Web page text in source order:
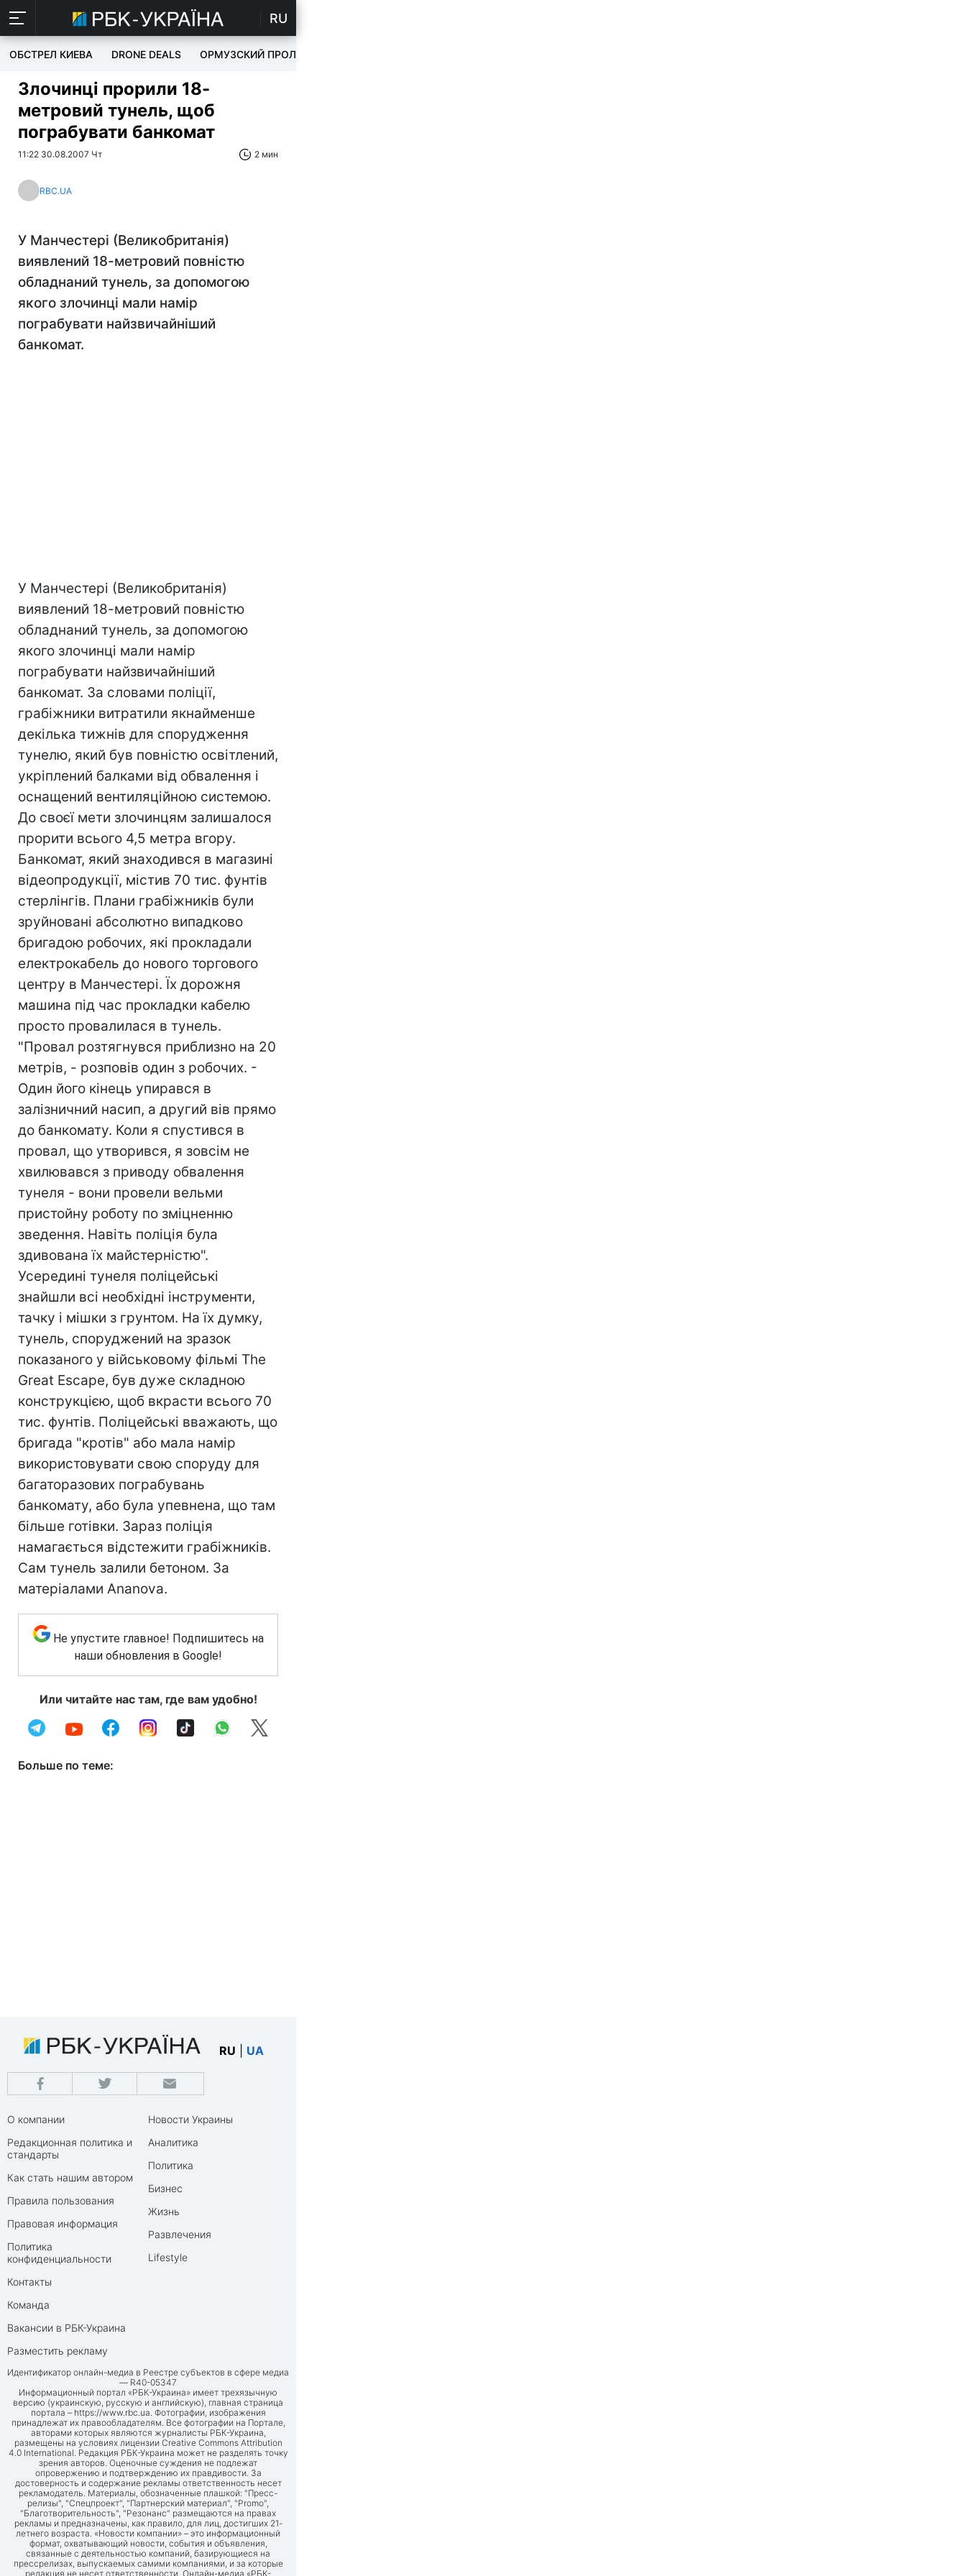
RU
ОБСТРЕЛ КИЕВА DRONE DEALS ОРМУЗСКИЙ ПРОЛИВ
Злочинці прорили 18-
метровий тунель, щоб
пограбувати банкомат
11:22 30.08.2007 Чт 2 мин
RBC.UA
У Манчестері (Великобританія)
виявлений 18-метровий повністю
обладнаний тунель, за допомогою
якого злочинці мали намір
пограбувати найзвичайніший
банкомат.
У Манчестері (Великобританія)
виявлений 18-метровий повністю
обладнаний тунель, за допомогою
якого злочинці мали намір
пограбувати найзвичайніший
банкомат. За словами поліції,
грабіжники витратили якнайменше
декілька тижнів для спорудження
тунелю, який був повністю освітлений,
укріплений балками від обвалення і
оснащений вентиляційною системою.
До своєї мети злочинцям залишалося
прорити всього 4,5 метра вгору.
Банкомат, який знаходився в магазині
відеопродукції, містив 70 тис. фунтів
стерлінгів. Плани грабіжників були
зруйновані абсолютно випадково
бригадою робочих, які прокладали
електрокабель до нового торгового
центру в Манчестері. Їх дорожня
машина під час прокладки кабелю
просто провалилася в тунель.
"Провал розтягнувся приблизно на 20
метрів, - розповів один з робочих. -
Один його кінець упирався в
залізничний насип, а другий вів прямо
до банкомату. Коли я спустився в
провал, що утворився, я зовсім не
хвилювався з приводу обвалення
тунеля - вони провели вельми
пристойну роботу по зміцненню
зведення. Навіть поліція була
здивована їх майстерністю".
Усередині тунеля поліцейські
знайшли всі необхідні інструменти,
тачку і мішки з грунтом. На їх думку,
тунель, споруджений на зразок
показаного у військовому фільмі The
Great Escape, був дуже складною
конструкцією, щоб вкрасти всього 70
тис. фунтів. Поліцейські вважають, що
бригада "кротів" або мала намір
використовувати свою споруду для
багаторазових пограбувань
банкомату, або була упевнена, що там
більше готівки. Зараз поліція
намагається відстежити грабіжників.
Сам тунель залили бетоном. За
матеріалами Ananova.
Не упустите главное! Подпишитесь на
наши обновления в Google!
Или читайте нас там, где вам удобно!
Больше по теме:
RU UA
О компании
Редакционная политика и
стандарты
Как стать нашим автором
Правила пользования
Правовая информация
Политика
конфиденциальности
Контакты
Команда
Вакансии в РБК-Украина
Разместить рекламу
Новости Украины
Аналитика
Политика
Бизнес
Жизнь
Развлечения
Lifestyle
Идентификатор онлайн-медиа в Реестре субъектов в сфере медиа
— R40-05347
Информационный портал «РБК-Украина» имеет трехязычную
версию (украинскую, русскую и английскую), главная страница
портала – https://www.rbc.ua. Фотографии, изображения
принадлежат их правообладателям. Все фотографии на Портале,
авторами которых являются журналисты РБК-Украина,
размещены на условиях лицензии Creative Commons Attribution
4.0 International. Редакция РБК-Украина может не разделять точку
зрения авторов. Оценочные суждения не подлежат
опровержению и подтверждению их правдивости. За
достоверность и содержание рекламы ответственность несет
рекламодатель. Материалы, обозначенные плашкой: "Пресс-
релизы", "Спецпроект", "Партнерский материал", "Promo",
"Благотворительность", "Резонанс" размещаются на правах
рекламы и предназначены, как правило, для лиц, достигших 21-
летнего возраста. «Новости компании» – это информационный
формат, охватывающий новости, события и объявления,
связанные с деятельностью компаний, базирующиеся на
прессрелизах, выпускаемых самими компаниями, и за которые
редакция не несет ответственности. Онлайн-медиа «РБК-